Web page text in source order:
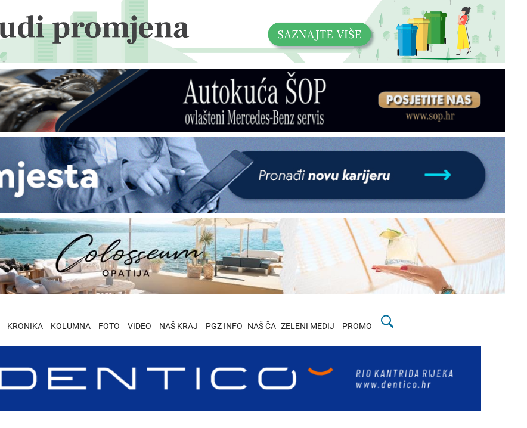
KRONIKA KOLUMNA FOTO VIDEO NAŠ KRAJ PGZ INFO NAŠ ČA ZELENI MEDIJ PROMO